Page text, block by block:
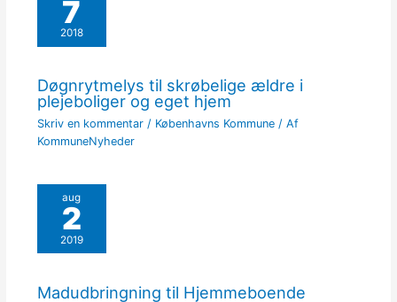
7
2018
Døgnrytmelys til skrøbelige ældre i
plejeboliger og eget hjem
Skriv en kommentar / Københavns Kommune/ Af
KommuneNyheder
aug
2
2019
Madudbringning til Hjemmeboende